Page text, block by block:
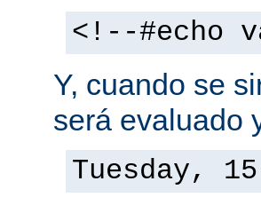
<!--#echo
Y, cuando se
será evaluado
Tuesday,